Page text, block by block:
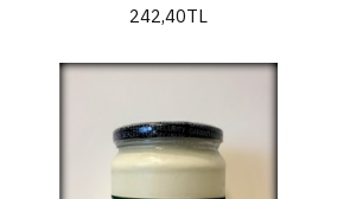
242,40TL